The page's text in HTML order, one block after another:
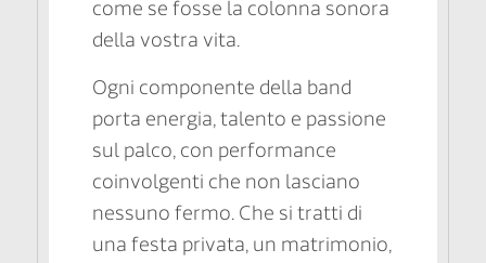
come se fosse la colonna sonora
della vostra vita.
Ogni componente della band
porta energia, talento e passione
sul palco, con performance
coinvolgenti che non lasciano
nessuno fermo. Che si tratti di
una festa privata, un matrimonio,